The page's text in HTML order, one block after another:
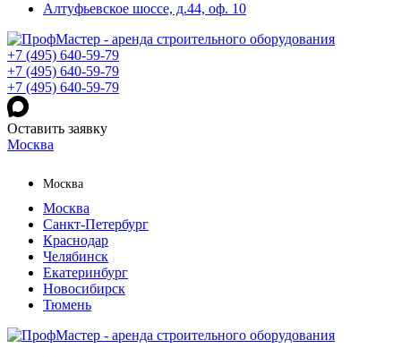
Алтуфьевское шоссе, д.44, оф. 10
+7 (495) 640-59-79
+7 (495) 640-59-79
+7 (495) 640-59-79
Оставить заявку
Москва
Москва
Москва
Санкт-Петербург
Краснодар
Челябинск
Екатеринбург
Новосибирск
Тюмень